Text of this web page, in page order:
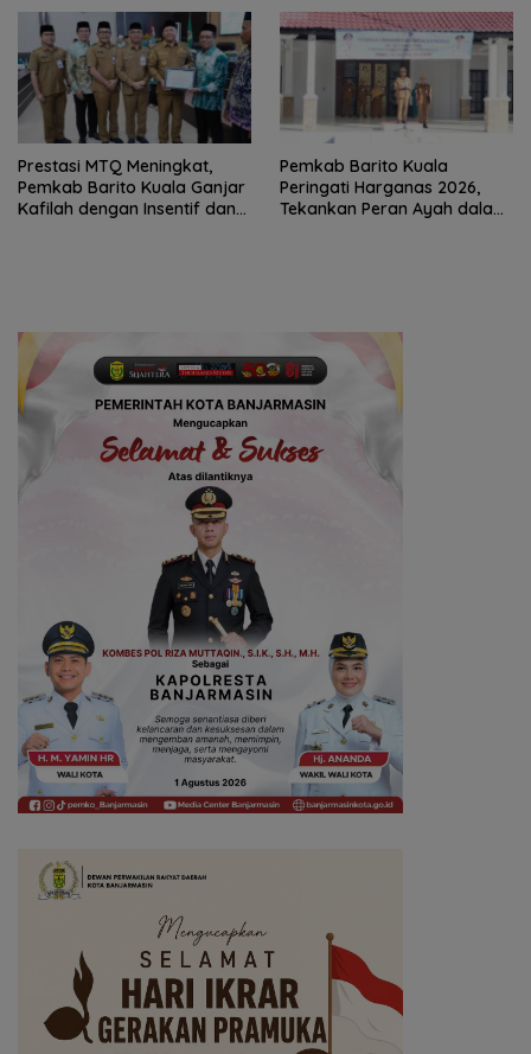
Prestasi MTQ Meningkat,
Pemkab Barito Kuala Ganjar
Kafilah dengan Insentif dan
Pemkab Barito Kuala
Peringati Harganas 2026,
Tekankan Peran Ayah dalam